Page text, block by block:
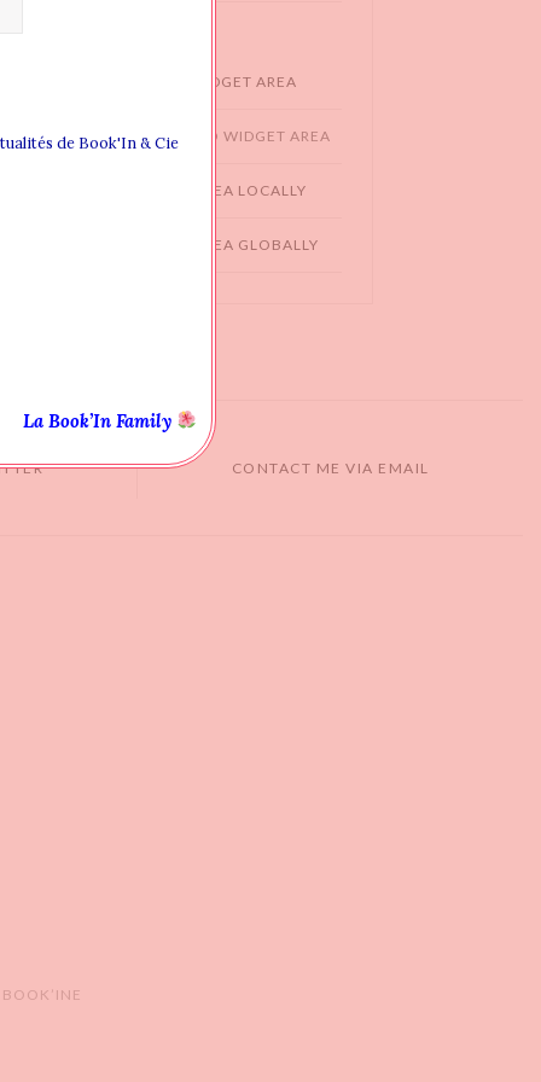
CREATING NEW WIDGET AREA
ADDING WIDGET TO WIDGET AREA
ASSIGN WIDGET AREA LOCALLY
ASSIGN WIDGET AREA GLOBALLY
CONTACT ME VIA EMAIL
de Book'In & Cie
La Book’In Family